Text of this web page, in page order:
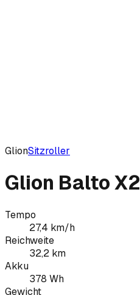
GlionSitzroller
Glion Balto X2
Tempo
27,4 km/h
Reichweite
32,2 km
Akku
378 Wh
Gewicht